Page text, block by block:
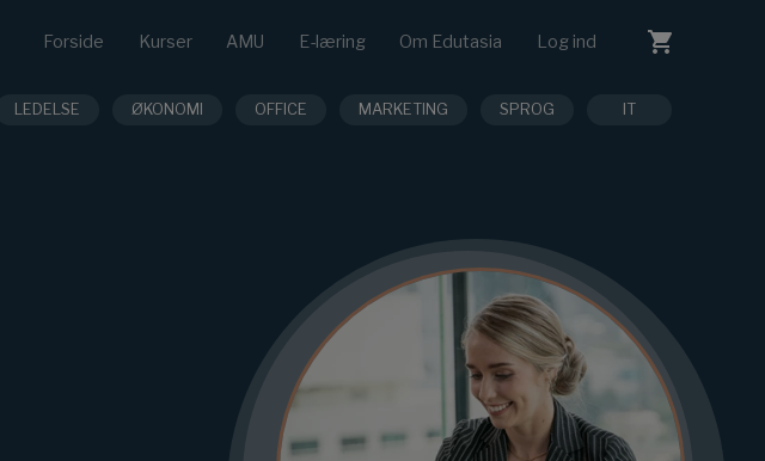
Forside Kurser AMU E-læring Om Edutasia Log ind
LEDELSE ØKONOMI OFFICE MARKETING SPROG IT